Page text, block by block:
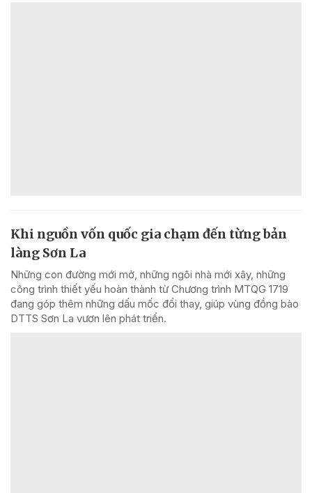
Khi nguồn vốn quốc gia chạm đến từng bản
làng Sơn La
Những con đường mới mở, những ngôi nhà mới xây, những
công trình thiết yếu hoàn thành từ Chương trình MTQG 1719
đang góp thêm những dấu mốc đổi thay, giúp vùng đồng bào
DTTS Sơn La vươn lên phát triển.